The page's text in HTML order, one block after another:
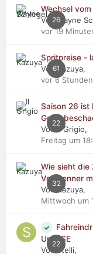
26
Wechsel vom
Von Wayne
vor 19
61
Spritpreise -
Von Kazuya,
vor 6 Stunden
22
Saison 26
Von Il Grigio,
Freitag um
32
Wie sieht die
Verbrenner
Von Kazuya,
Mittwoch um
22
Urus SE
Von stelli,